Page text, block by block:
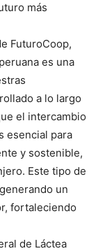
más
FuturoCoop,
es una
a lo largo
el intercambio
esencial para
y sostenible,
Este tipo de
un
fortaleciendo
de Láctea